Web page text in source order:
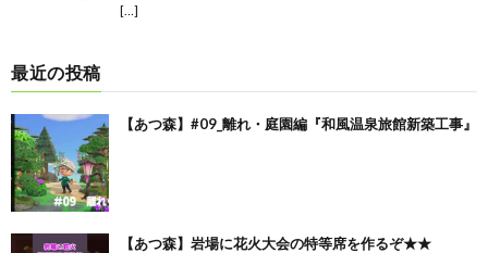
[…]
最近の投稿
【あつ森】#09_離れ・庭園編『和風温泉旅館新築工事』
【あつ森】岩場に花火大会の特等席を作るぞ★★